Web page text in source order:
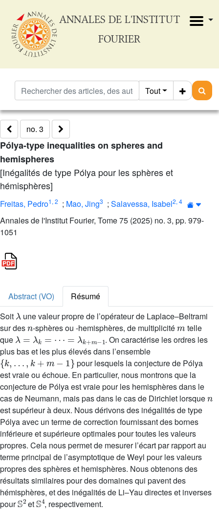
ANNALES DE L'INSTITUT
FOURIER
Tout
no. 3
Pólya-type inequalities on spheres and
hemispheres
[Inégalités de type Pólya pour les sphères et
hémisphères]
Freitas, Pedro1, 2 ; Mao, Jing3 ; Salavessa, Isabel2, 4
Annales de l'Institut Fourier, Tome 75 (2025) no. 3, pp. 979-
1051
Abstract (VO)
Résumé
Soit
λ
une valeur propre de l’opérateur de Laplace–Beltrami
sur des
n
-sphères ou -hemisphères, de multiplicité
m
telle
que
λ=λk=⋯=λk+m−1
. On caractérise les ordres les
plus bas et les plus élevés dans l’ensemble
{k,…,k+m−1}
pour lesquels la conjecture de Pólya
est vraie ou échoue. En particulier, nous montrons que la
conjecture de Pólya est vraie pour les hemisphères dans le
cas de Neumann, mais pas dans le cas de Dirichlet lorsque
est supérieur à deux. Nous dérivons des inégalités de type
Pólya avec un terme de correction fournissant des bornes
inférieure et supérieure optimales pour toutes les valeurs
propres. Cela nous permet de mesurer l’écart par rapport au
terme principal de l’asymptotique de Weyl pour les valeurs
propres des sphères et hemisphères. Nous obtenons des
résultats similaires pour des domaines qui pavent des
hémisphères, et des inégalités de Li–Yau directes et inverses
pour
S2
et
S4
, respectivement.